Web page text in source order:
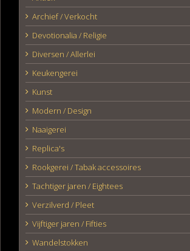
Archief / Verkocht
Devotionalia / Religie
Diversen / Allerlei
Keukengerei
Kunst
Modern / Design
Naaigerei
Replica's
Rookgerei / Tabak accessoires
Tachtiger jaren / Eightees
Verzilverd / Pleet
Vijftiger jaren / Fifties
Wandelstokken